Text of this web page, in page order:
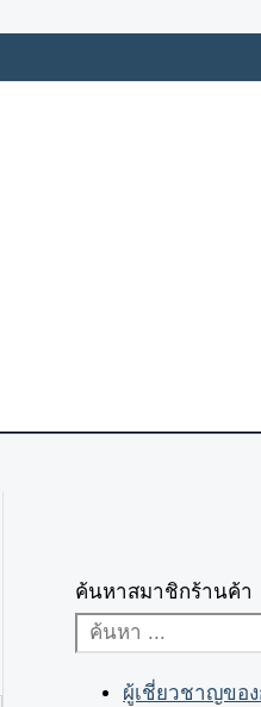
ค้นหาสมาชิกร้านค้า
ผู้เชี่ยวชาญขอ